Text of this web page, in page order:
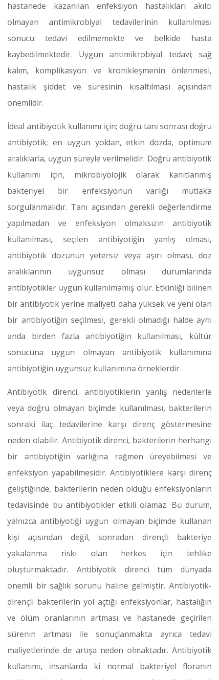
hastanede kazanılan enfeksiyon hastalıkları akılcı
olmayan antimikrobiyal tedavilerinin kullanılması
sonucu tedavi edilmemekte ve belkide hasta
kaybedilmektedir. Uygun antimikrobiyal tedavi; sağ
kalım, komplikasyon ve kronikleşmenin önlenmesi,
hastalık şiddet ve süresinin kısaltılması açısından
önemlidir.
İdeal antibiyotik kullanımı için; doğru tanı sonrası doğru
antibiyotik; en uygun yoldan, etkin dozda, optimum
aralıklarla, uygun süreyle verilmelidir. Doğru antibiyotik
kullanımı için, mikrobiyolojik olarak kanıtlanmış
bakteriyel bir enfeksiyonun varlığı mutlaka
sorgulanmalıdır. Tanı açısından gerekli değerlendirme
yapılmadan ve enfeksiyon olmaksızın antibiyotik
kullanılması, seçilen antibiyotiğin yanlış olması,
antibiyotik dozunun yetersiz veya aşırı olması, doz
aralıklarının uygunsuz olması durumlarında
antibiyotikler uygun kullanılmamış olur. Etkinliği bilinen
bir antibiyotik yerine maliyeti daha yüksek ve yeni olan
bir antibiyotiğin seçilmesi, gerekli olmadığı halde aynı
anda birden fazla antibiyotiğin kullanılması, kültür
sonucuna uygun olmayan antibiyotik kullanımına
antibiyotiğin uygunsuz kullanımına örneklerdir.
Antibiyotik direnci, antibiyotiklerin yanlış nedenlerle
veya doğru olmayan biçimde kullanılması, bakterilerin
sonraki ilaç tedavilerine karşı direnç göstermesine
neden olabilir. Antibiyotik direnci, bakterilerin herhangi
bir antibiyotiğin varlığına rağmen üreyebilmesi ve
enfeksiyon yapabilmesidir. Antibiyotiklere karşı direnç
geliştiğinde, bakterilerin neden olduğu enfeksiyonların
tedavisinde bu antibiyotikler etkili olamaz. Bu durum,
yalnızca antibiyotiği uygun olmayan biçimde kullanan
kişi açısından değil, sonradan dirençli bakteriye
yakalanma riski olan herkes için tehlike
oluşturmaktadır. Antibiyotik direnci tüm dünyada
önemli bir sağlık sorunu haline gelmiştir. Antibiyotik-
dirençli bakterilerin yol açtığı enfeksiyonlar, hastalığın
ve ölüm oranlarının artması ve hastanede geçirilen
sürenin artması ile sonuçlanmakta ayrıca tedavi
maliyetlerinde de artışa neden olmaktadır. Antibiyotik
kullanımı, insanlarda ki normal bakteriyel floranın